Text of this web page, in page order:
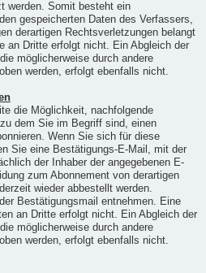
werden. Somit besteht ein
gespeicherten Daten des Verfassers,
derartigen Rechtsverletzungen belangt
an Dritte erfolgt nicht. Ein Abgleich der
möglicherweise durch andere
werden, erfolgt ebenfalls nicht.
die Möglichkeit, nachfolgende
dem Sie im Begriff sind, einen
Wenn Sie sich für diese
Sie eine Bestätigungs-E-Mail, mit der
der Inhaber der angegebenen E-
zum Abonnement von derartigen
wieder abbestellt werden.
Bestätigungsmail entnehmen. Eine
an Dritte erfolgt nicht. Ein Abgleich der
möglicherweise durch andere
werden, erfolgt ebenfalls nicht.